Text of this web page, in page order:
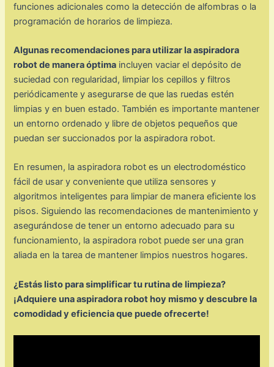
funciones adicionales como la detección de alfombras o la
programación de horarios de limpieza.
Algunas recomendaciones para utilizar la aspiradora
robot de manera óptima incluyen vaciar el depósito de
suciedad con regularidad, limpiar los cepillos y filtros
periódicamente y asegurarse de que las ruedas estén
limpias y en buen estado. También es importante mantener
un entorno ordenado y libre de objetos pequeños que
puedan ser succionados por la aspiradora robot.
En resumen, la aspiradora robot es un electrodoméstico
fácil de usar y conveniente que utiliza sensores y
algoritmos inteligentes para limpiar de manera eficiente los
pisos. Siguiendo las recomendaciones de mantenimiento y
asegurándose de tener un entorno adecuado para su
funcionamiento, la aspiradora robot puede ser una gran
aliada en la tarea de mantener limpios nuestros hogares.
¿Estás listo para simplificar tu rutina de limpieza?
¡Adquiere una aspiradora robot hoy mismo y descubre la
comodidad y eficiencia que puede ofrecerte!